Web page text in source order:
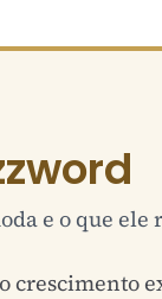
e o que
crescimento